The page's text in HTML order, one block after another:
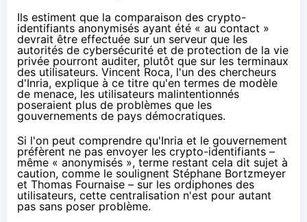
Ils estiment que la comparaison des crypto-
identifiants anonymisés ayant été « au contact »
devrait être effectuée sur un serveur que les
autorités de cybersécurité et de protection de la vie
privée pourront auditer, plutôt que sur les terminaux
des utilisateurs. Vincent Roca, l'un des chercheurs
d'Inria, explique à ce titre qu'en termes de modèle
de menace, les utilisateurs malintentionnés
poseraient plus de problèmes que les
gouvernements de pays démocratiques.
Si l'on peut comprendre qu'Inria et le gouvernement
préfèrent ne pas envoyer les crypto-identifiants –
même « anonymisés », terme restant cela dit sujet à
caution, comme le soulignent Stéphane Bortzmeyer
et Thomas Fournaise – sur les ordiphones des
utilisateurs, cette centralisation n'est pour autant
pas sans poser problème.